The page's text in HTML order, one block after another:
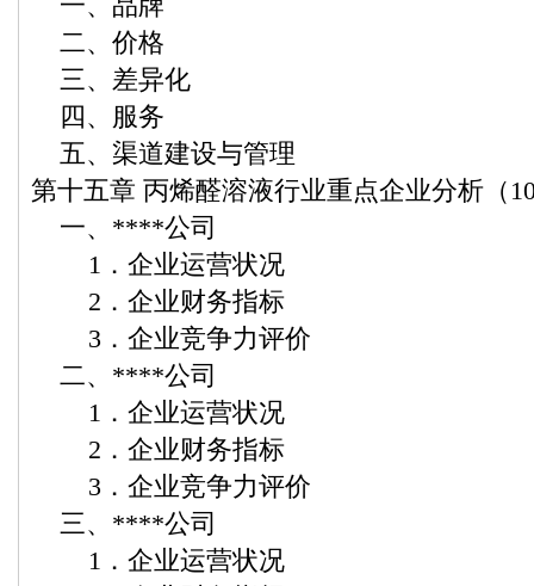
一、品牌
二、价格
三、差异化
四、服务
五、渠道建设与管理
第十五章 丙烯醛溶液行业重点企业分析（
一、****公司
1．企业运营状况
2．企业财务指标
3．企业竞争力评价
二、****公司
1．企业运营状况
2．企业财务指标
3．企业竞争力评价
三、****公司
1．企业运营状况